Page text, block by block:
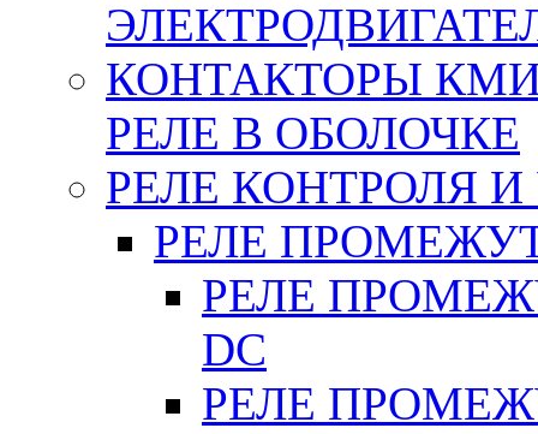
КОНТАКТОРЫ
РЕЛЕ В ОБОЛОЧКЕ
РЕЛЕ КОНТРОЛЯ
РЕЛЕ
РЕЛЕ
DC
РЕЛЕ